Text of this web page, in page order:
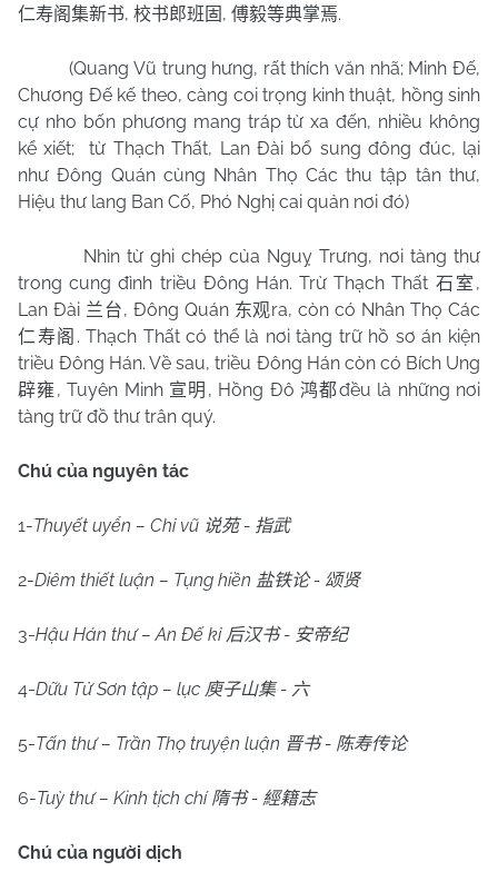
仁寿阁集新书, 校书郎班固 , 傅毅等典掌焉.
(Quang Vũ trung hưng, rất thích văn nhã; Minh Đế,
Chương Đế kế theo, càng coi trọng kinh thuật, hồng sinh
cự nho bốn phương mang tráp từ xa đến, nhiều không
kể xiết;
từ Thạch Thất, Lan Đài bổ sung đông đúc, lại
như Đông Quán cùng Nhân Thọ Các thu tập tân thư,
Hiệu thư lang Ban Cố, Phó Nghị cai quản nơi đó)
Nhìn từ ghi chép của Nguỵ Trưng, nơi tàng thư
trong cung đình triều Đông Hán. Trừ Thạch Thất 石室 ,
Lan Đài 兰台, Đông Quán 东观ra, còn có Nhân Thọ Các
仁寿阁 . Thạch Thất có thể là nơi tàng trữ hồ sơ án kiện
triều Đông Hán. Về sau, triều Đông Hán còn có Bích Ung
辟雍 , Tuyên Minh 宣明 , Hồng Đô鸿都đều là những nơi
tàng trữ đồ thư trân quý.
Chú của nguyên tác
1-Thuyết uyển – Chỉ vũ 说苑- 指武
2-Diêm thiết luận – Tụng hiền 盐铁论- 颂贤
3-Hậu Hán thư – An Đế kỉ 后汉书- 安帝纪
4-Dữu Tử Sơn tập – lục 庾子山集- 六
5-Tấn thư – Trần Thọ truyện luận 晋书- 陈寿传论
6-Tuỳ thư – Kinh tịch chí隋书- 經籍志
Chú của người dịch